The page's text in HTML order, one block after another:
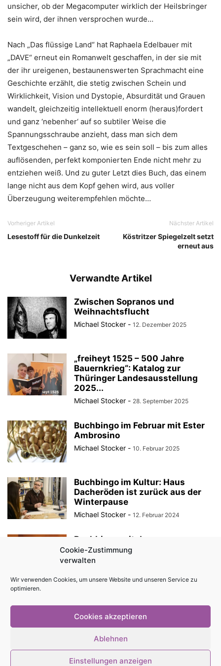
Cookie-Zustimmung
verwalten
Wir verwenden Cookies, um unsere Website und unseren Service zu
optimieren.
Cookies akzeptieren
Ablehnen
Einstellungen anzeigen
unsicher, ob der Megacomputer wirklich der Heilsbringer
sein wird, der ihnen versprochen wurde…
Nach „Das flüssige Land“ hat Raphaela Edelbauer mit
„DAVE“ erneut ein Romanwelt geschaffen, in der sie mit
der ihr ureigenen, bestaunenswerten Sprachmacht eine
Geschichte erzählt, die stetig zwischen Schein und
Wirklichkeit, Vision und Dystopie, Absurdität und Grauen
wandelt, gleichzeitig intellektuell enorm (heraus)fordert
und ganz ‘nebenher‘ auf so subtiler Weise die
Spannungsschraube anzieht, dass man sich dem
Textgeschehen – ganz so, wie es sein soll – bis zum alles
auflösenden, perfekt komponierten Ende nicht mehr zu
entziehen weiß. Und zu guter Letzt dies Buch, das einem
lange nicht aus dem Kopf gehen wird, aus voller
Überzeugung weiterempfehlen möchte…
Vorheriger Artikel
Lesestoff für die Dunkelzeit
Nächster Artikel
Köstritzer Spiegelzelt setzt
erneut aus
Verwandte Artikel
Zwischen Sopranos und
Weihnachtsflucht
Michael Stocker - 12. Dezember 2025
„freiheyt 1525 – 500 Jahre
Bauernkrieg“: Katalog zur
Thüringer Landesausstellung
2025...
Michael Stocker - 28. September 2025
Buchbingo im Februar mit Ester
Ambrosino
Michael Stocker - 10. Februar 2025
Buchbingo im Kultur: Haus
Dacheröden ist zurück aus der
Winterpause
Michael Stocker - 12. Februar 2024
Buchbingo mit dem
Stattstadtmädchen
Michael Stocker
Bingo-Kugeln
Michael Stocker - 6. März 2023